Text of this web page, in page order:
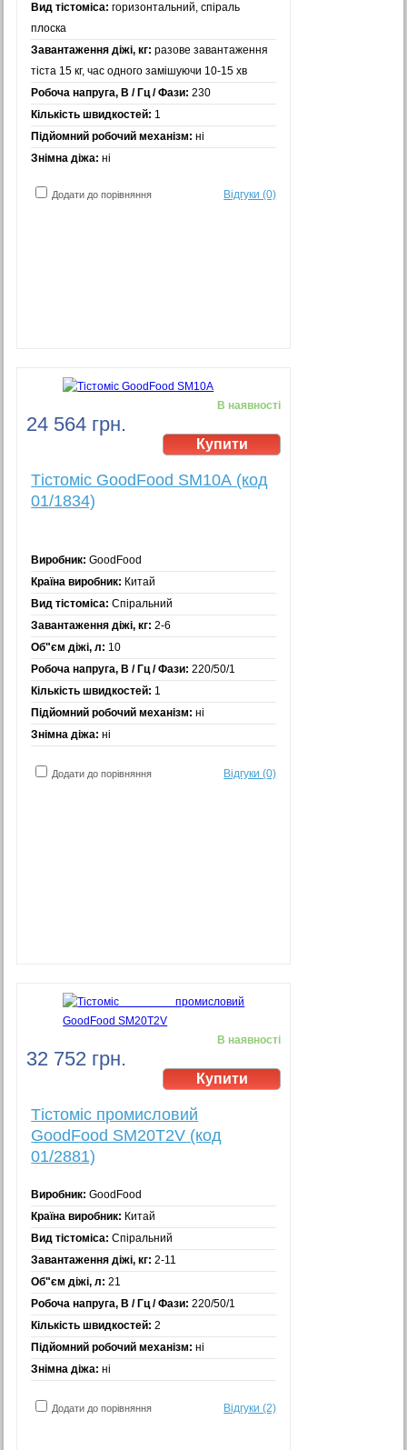
Вид тістоміса: горизонтальний, спіраль
плоска
Завантаження діжі, кг: разове завантаження
тіста 15 кг, час одного замішуючи 10-15 хв
Робоча напруга, В / Гц / Фази: 230
Кількість швидкостей: 1
Підйомний робочий механізм: ні
Знімна діжа: ні
Додати до порівняння Відгуки (0)
24 564 грн.
В наявності
Тістоміс GoodFood SM10А (код
01/1834)
Виробник: GoodFood
Країна виробник: Китай
Вид тістоміса: Спіральний
Завантаження діжі, кг: 2-6
Об"єм діжі, л: 10
Робоча напруга, В / Гц / Фази: 220/50/1
Кількість швидкостей: 1
Підйомний робочий механізм: ні
Знімна діжа: ні
Додати до порівняння Відгуки (0)
32 752 грн.
В наявності
Тістоміс промисловий
GoodFood SM20T2V (код
01/2881)
Виробник: GoodFood
Країна виробник: Китай
Вид тістоміса: Спіральний
Завантаження діжі, кг: 2-11
Об"єм діжі, л: 21
Робоча напруга, В / Гц / Фази: 220/50/1
Кількість швидкостей: 2
Підйомний робочий механізм: ні
Знімна діжа: ні
Додати до порівняння Відгуки (2)